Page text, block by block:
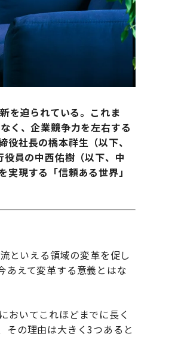
を迫られている。これま
く、企業競争力を左右する
社長の橋本祥生（以下、
員の中西佑樹（以下、中
現する「信頼ある世界」
といえる領域の変革を促し
あえて変革する意義とはな
おいてこれほどまでに長く
その理由は大きく3つあると